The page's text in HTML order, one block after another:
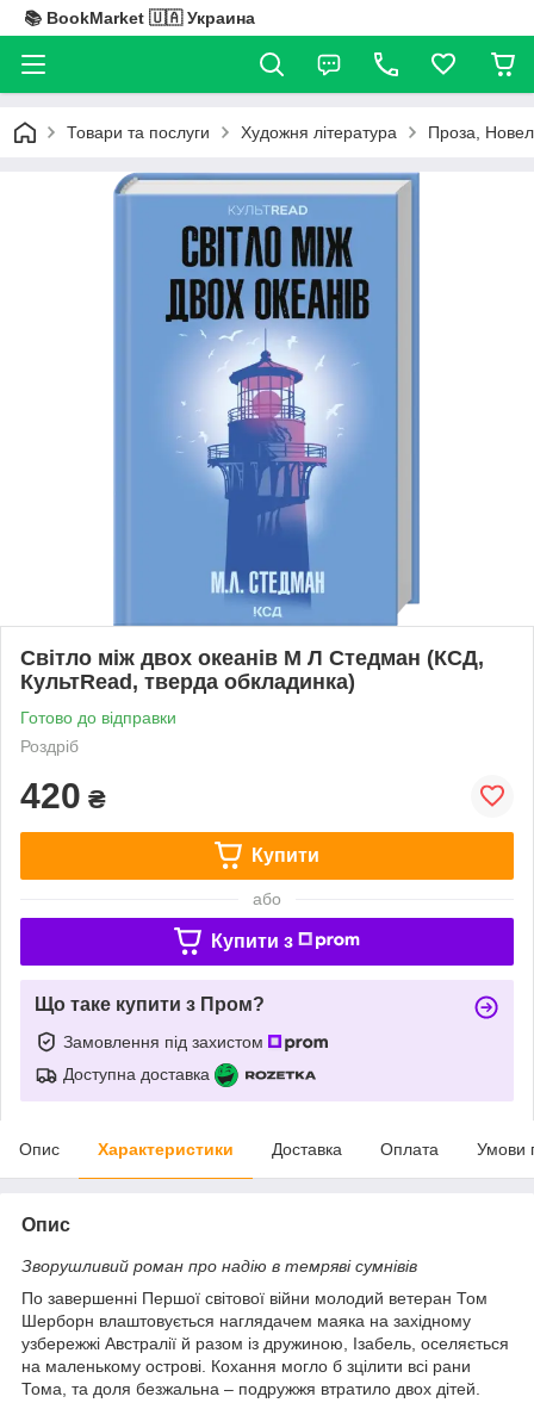
📚 BookMarket 🇺🇦 Украина
Товари та послуги Художня література Проза,
Світло між двох океанів М Л Стедман (КСД,
КультRead, тверда обкладинка)
Готово до відправки
Роздріб
420 ₴
Купити
або
Купити з
Що таке купити з Пром?
Замовлення під захистом
Доступна доставка
Опис Характеристики Доставка Оплата Умови
Опис
Зворушливий роман про надію в темряві сумнівів
По завершенні Першої світової війни молодий ветеран Том
Шерборн влаштовується наглядачем маяка на західному
узбережжі Австралії й разом із дружиною, Ізабель, оселяється
на маленькому острові. Кохання могло б зцілити всі рани
Тома, та доля безжальна – подружжя втратило двох дітей.